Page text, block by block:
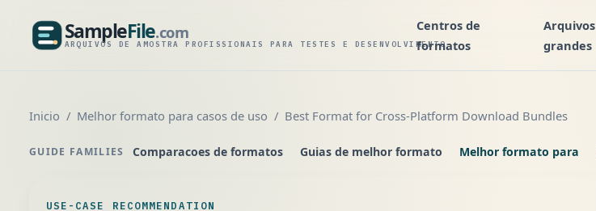
SampleFile.com
ARQUIVOS DE AMOSTRA PROFISSIONAIS PARA TESTES E DESENVOLVIMENTO
SampleFile.com
Centros de
formatos
Arquivos
grandes
Inicio Melhor formato para casos de uso Best Format for Cross-Platform Download Bundles
GUIDE FAMILIES Comparacoes de formatos Guias de melhor formato Melhor formato para
USE-CASE RECOMMENDATION